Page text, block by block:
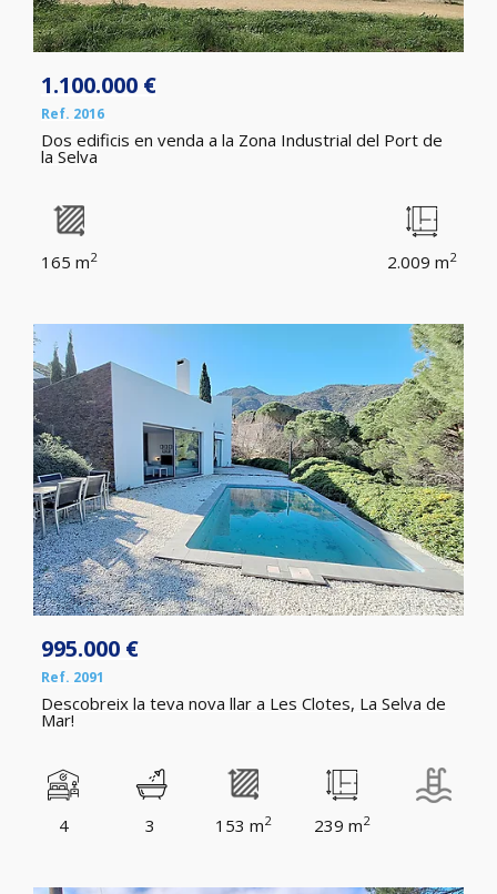
1.100.000 €
Ref. 2016
Dos edificis en venda a la Zona Industrial del Port de
la Selva
165 m2 2.009 m2
995.000 €
Ref. 2091
Descobreix la teva nova llar a Les Clotes, La Selva de
Mar!
4 3 153 m2 239 m2